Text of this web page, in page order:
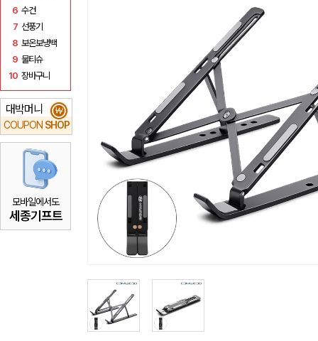
6 수건
7 선풍기
8 보온보냉백
9 물티슈
10 장바구니
대박머니
COUPON SHOP
₩
모바일에서도
세종기프트